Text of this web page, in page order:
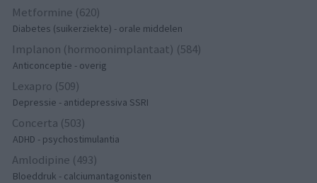
Metformine (620)
Diabetes (suikerziekte) - orale middelen
Implanon (hormoonimplantaat) (584)
Anticonceptie - overig
Lexapro (509)
Depressie - antidepressiva SSRI
Concerta (503)
ADHD - psychostimulantia
Amlodipine (493)
Bloeddruk - calciumantagonisten